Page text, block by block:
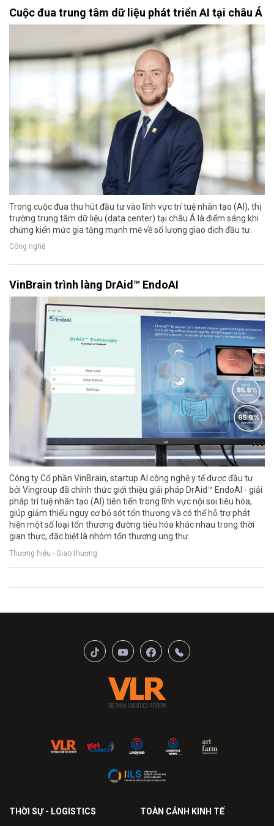
Cuộc đua trung tâm dữ liệu phát triển AI tại châu Á
Trong cuộc đua thu hút đầu tư vào lĩnh vực trí tuệ nhân tạo (AI), thị
trường trung tâm dữ liệu (data center) tại châu Á là điểm sáng khi
chứng kiến mức gia tăng mạnh mẽ về số lượng giao dịch đầu tư.
Công nghệ
VinBrain trình làng DrAid™ EndoAI
Công ty Cổ phần VinBrain, startup AI công nghệ y tế được đầu tư
bởi Vingroup đã chính thức giới thiệu giải pháp DrAid™ EndoAI - giải
pháp trí tuệ nhân tạo (AI) tiên tiến trong lĩnh vực nội soi tiêu hóa,
giúp giảm thiểu nguy cơ bỏ sót tổn thương và có thể hỗ trợ phát
hiện một số loại tổn thương đường tiêu hóa khác nhau trong thời
gian thực, đặc biệt là nhóm tổn thương ung thư.
Thương hiệu - Giao thương
THỜI SỰ - LOGISTICS TOÀN CẢNH KINH TẾ